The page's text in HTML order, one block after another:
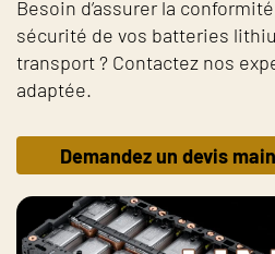
Besoin d’assurer la
sécurité de vos batteries
transport ? Contactez nos
adaptée.
Demandez un devis